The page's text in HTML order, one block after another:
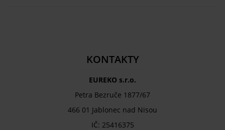
KONTAKTY
EUREKO s.r.o.
Petra Bezruče 1877/67
466 01 Jablonec nad Nisou
IČ: 25416375